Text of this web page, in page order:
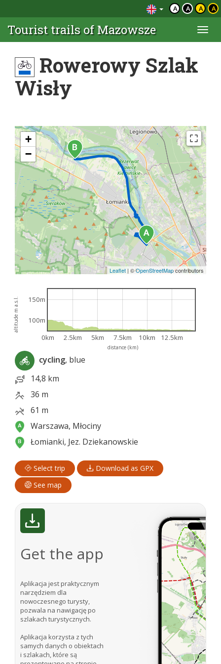
A A A A
Tourist trails of Mazowsze
Rowerowy Szlak
Wisły
+
−
Leaflet | ©OpenStreetMapcontributors
distance (km)
altitude m a.s.l.
0km 2.5km 5km 7.5km 10km 12.5km
100m
150m
cycling, blue
14,8 km
36 m
61 m
Warszawa, Młociny
Łomianki, Jez. Dziekanowskie
Select trip
Download as GPX
See map
Get the app
Aplikacja jest praktycznym
narzędziem dla
nowoczesnego turysty,
pozwala na nawigację po
szlakach turystycznych.
Aplikacja korzysta z tych
samych danych o obiektach
i szlakach, które są